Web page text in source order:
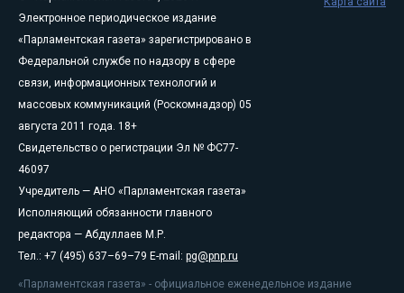
Электронное периодическое издание
«Парламентская газета» зарегистрировано в
Федеральной службе по надзору в сфере
связи, информационных технологий и
массовых коммуникаций (Роскомнадзор) 05
августа 2011 года. 18+
Свидетельство о регистрации Эл № ФС77-
46097
Учредитель — АНО «Парламентская газета»
Исполняющий обязанности главного
редактора — Абдуллаев М.Р.
Тел.: +7 (495) 637–69–79 E-mail: pg@pnp.ru
«Парламентская газета» - официальное еженедельное издание